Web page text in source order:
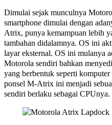
Dimulai sejak munculnya
smartphone dimulai dengan
Atrix, punya kemampuan lebih
tambahan didalamnya. OS ini
layar eksternal. OS ini mulanya
Motorola sendiri bahkan
yang berbentuk seperti
ponsel M-Atrix ini menjadi
sendiri berlaku sebagai CPUnya.